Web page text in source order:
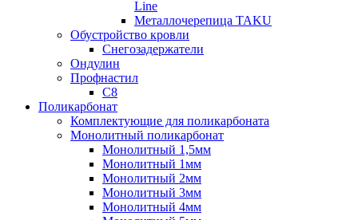
Line
Металлочерепица TAKU
Обустройство кровли
Снегозадержатели
Ондулин
Профнастил
С8
Поликарбонат
Комплектующие для поликарбоната
Монолитный поликарбонат
Монолитный 1,5мм
Монолитный 1мм
Монолитный 2мм
Монолитный 3мм
Монолитный 4мм